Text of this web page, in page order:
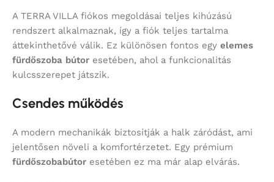
A TERRA VILLA fiókos megoldásai teljes kihúzású
rendszert alkalmaznak, így a fiók teljes tartalma
áttekinthetővé válik. Ez különösen fontos egy elemes
fürdőszoba bútor esetében, ahol a funkcionalitás
kulcsszerepet játszik.
Csendes működés
A modern mechanikák biztosítják a halk záródást, ami
jelentősen növeli a komfortérzetet. Egy prémium
fürdőszobabútor esetében ez ma már alap elvárás.